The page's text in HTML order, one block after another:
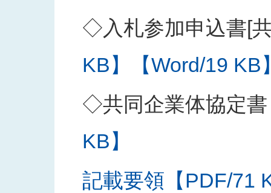
◇入札参加申込書[
KB】
【Word/19 KB
◇共同企業体協定書
KB】
記載要領【PDF/71